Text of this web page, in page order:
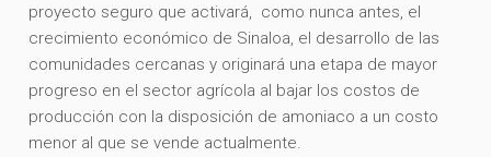
proyecto seguro que activará, como nunca antes, el
crecimiento económico de Sinaloa, el desarrollo de las
comunidades cercanas y originará una etapa de mayor
progreso en el sector agrícola al bajar los costos de
producción con la disposición de amoniaco a un costo
menor al que se vende actualmente.